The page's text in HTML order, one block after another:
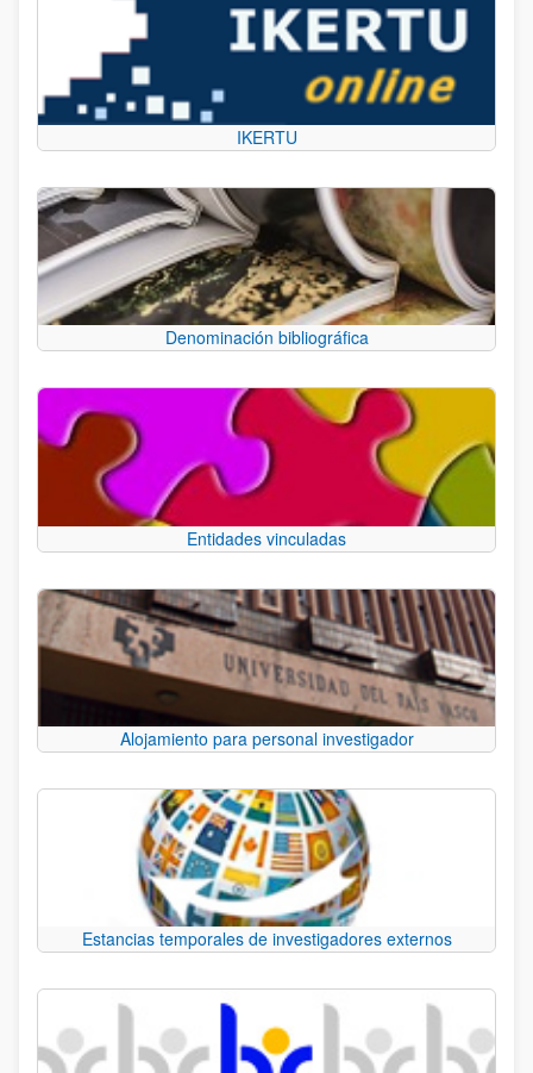
IKERTU
Denominación bibliográfica
Entidades vinculadas
Alojamiento para personal investigador
Estancias temporales de investigadores externos